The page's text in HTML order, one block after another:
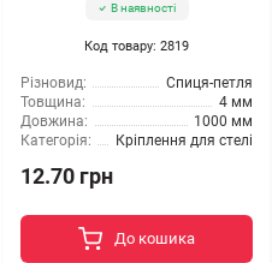
В наявності
Код товару: 2819
Різновид:
Спиця-петля
Товщина:
4 мм
Довжина:
1000 мм
Категорія:
Кріплення для стелі
12.70 грн
До кошика